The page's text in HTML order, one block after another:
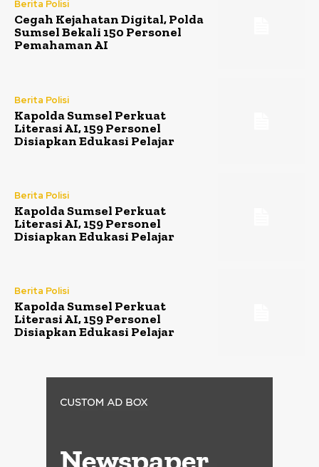
Berita Polisi
Cegah Kejahatan Digital, Polda
Sumsel Bekali 150 Personel
Pemahaman AI
Berita Polisi
Kapolda Sumsel Perkuat
Literasi AI, 159 Personel
Disiapkan Edukasi Pelajar
Berita Polisi
Kapolda Sumsel Perkuat
Literasi AI, 159 Personel
Disiapkan Edukasi Pelajar
Berita Polisi
Kapolda Sumsel Perkuat
Literasi AI, 159 Personel
Disiapkan Edukasi Pelajar